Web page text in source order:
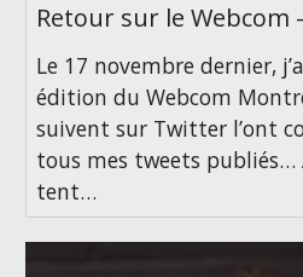
Retour sur le Webcom
Le 17 novembre dernier,
édition du Webcom
suivent sur Twitter l’ont
tous mes tweets publiés…
tent…